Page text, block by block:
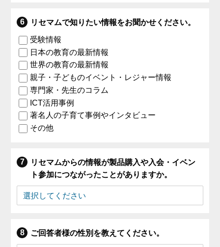
リセマムで知りたい情報をお聞かせください。
受験情報
日本の教育の最新情報
世界の教育の最新情報
親子・子どものイベント・レジャー情報
専門家・先生のコラム
ICT活用事例
著名人の子育て事例やインタビュー
その他
リセマムからの情報が製品購入や入会・イベン
ト参加につながったことがありますか。
ご回答者様の性別を教えてください。